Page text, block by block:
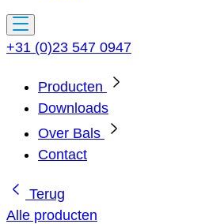
+31 (0)23 547 0947
Producten
Downloads
Over Bals
Contact
Terug
Alle producten